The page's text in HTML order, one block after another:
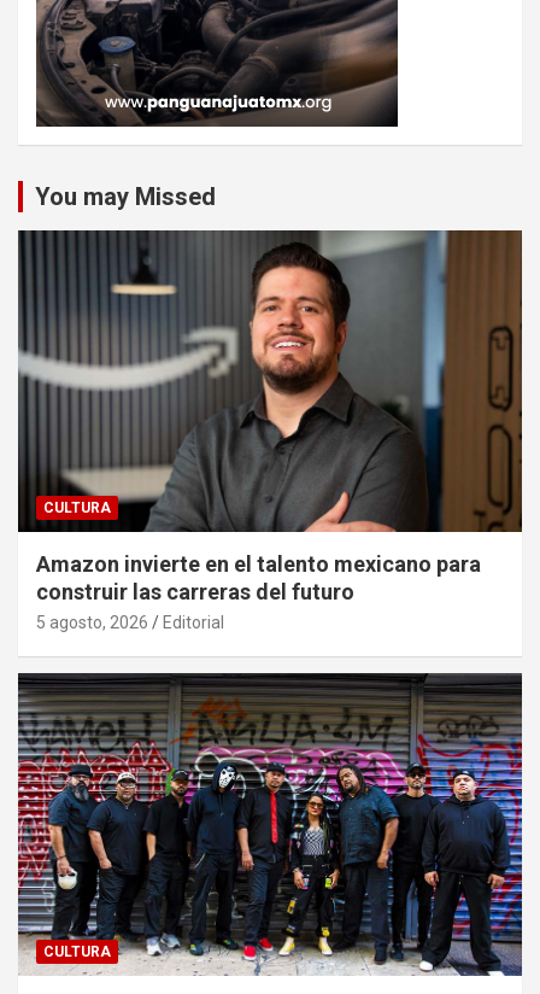
You may Missed
CULTURA
Amazon invierte en el talento mexicano para
construir las carreras del futuro
5 agosto, 2026 Editorial
CULTURA